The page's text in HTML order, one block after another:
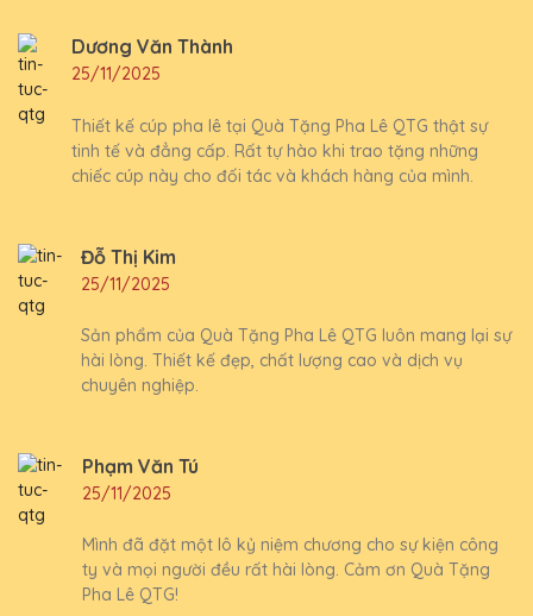
Dương Văn Thành
25/11/2025
Thiết kế cúp pha lê tại Quà Tặng Pha Lê QTG thật sự
tinh tế và đẳng cấp. Rất tự hào khi trao tặng những
chiếc cúp này cho đối tác và khách hàng của mình.
Đỗ Thị Kim
25/11/2025
Sản phẩm của Quà Tặng Pha Lê QTG luôn mang lại sự
hài lòng. Thiết kế đẹp, chất lượng cao và dịch vụ
chuyên nghiệp.
Phạm Văn Tú
25/11/2025
Mình đã đặt một lô kỷ niệm chương cho sự kiện công
ty và mọi người đều rất hài lòng. Cảm ơn Quà Tặng
Pha Lê QTG!